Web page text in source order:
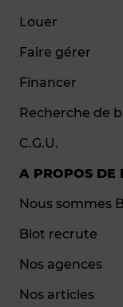
Louer
Faire gérer
Financer
Recherche de
C.G.U.
A PROPOS DE
Nous sommes
Blot recrute
Nos agences
Nos articles